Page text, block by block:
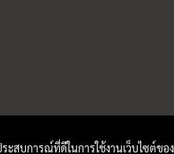
สบการณ์ที่ดีในการใช้งานเว็บไซต์ข